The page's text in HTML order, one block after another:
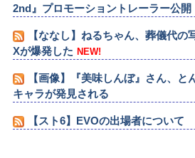
2nd』プロモーショントレーラー公開
【ななし】ねるちゃん、葬儀代
Xが爆発した NEW!
【画像】『美味しんぼ』さん、
キャラが発見される
【スト6】EVOの出場者について